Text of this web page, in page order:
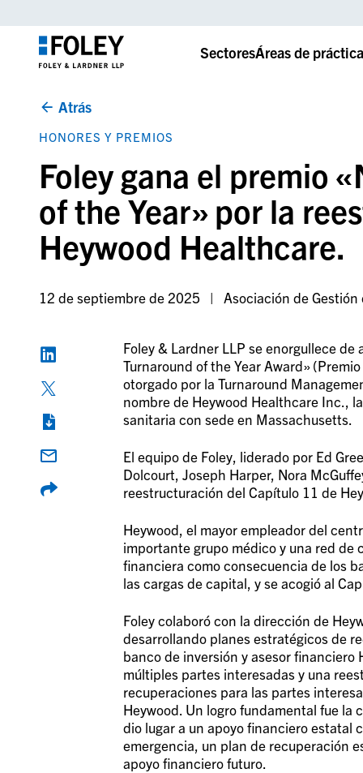
SectoresÁreas de práctica
Atrás
HONORES Y PREMIOS
Foley gana el premio
of the Year» por la
Heywood Healthcare.
12 de septiembre de 2025 Asociación de
Foley & Lardner LLP se enorgullece
Turnaround of the Year Award»
otorgado por la Turnaround
nombre de Heywood Healthcare Inc.,
sanitaria con sede en Massachusetts.
El equipo de Foley, liderado por Ed
Dolcourt, Joseph Harper, Nora
reestructuración del Capítulo 11 de
Heywood, el mayor empleador del
importante grupo médico y una red
financiera como consecuencia de los
las cargas de capital, y se acogió al
Foley colaboró con la dirección de
desarrollando planes estratégicos de
banco de inversión y asesor financiero
múltiples partes interesadas y una
recuperaciones para las partes
Heywood. Un logro fundamental fue la
dio lugar a un apoyo financiero estatal
emergencia, un plan de recuperación
apoyo financiero futuro.